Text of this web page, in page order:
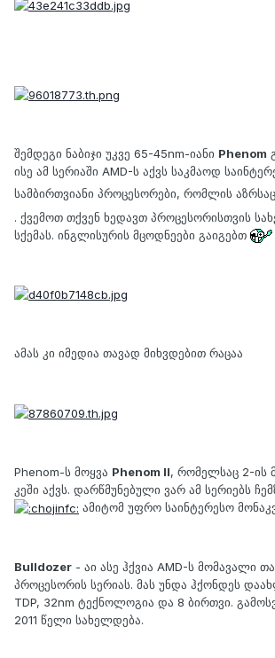
შემდეგი ნაბიჯი უკვე 65-45nm-იანი Phenom
ისე ამ სერიაში AMD-ს აქვს საკმაოდ
სამბირთვიანი პროცესორები, რომლის
. ქვემოთ თქვენ ხედავთ პროცესორისთვის
სქემას. ინგლისურის მცოდნეები გაიგებთ
ამას კი იმედია თავად მიხვდებით რაცაა
Phenom-ს მოყვა Phenom II, რომელსაც 2-ის
კეში აქვს. დარწმუნებული ვარ ამ სერიებს
ამიტომ უფრო საინტერესო
Bulldozer - აი ასე ჰქვია AMD-ს მომავალი
პროცესორის სერიას. მას უნდა ჰქონდეს
TDP, 32nm ტექნოლოგია და 8 ბირთვი.
2011 წელი სახელდება.